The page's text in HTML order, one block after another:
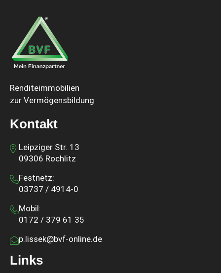
Renditeimmobilien
zur Vermögensbildung
Kontakt
Leipziger Str. 13
09306 Rochlitz
Festnetz:
03737 / 4914-0
Mobil:
0172 / 379 61 35
p.lissek@bvf-online.de
Links